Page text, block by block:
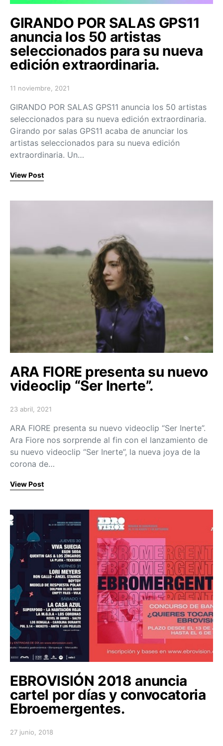
GIRANDO POR SALAS GPS11
anuncia los 50 artistas
seleccionados para su nueva
edición extraordinaria.
Posted on
11 noviembre, 2021
GIRANDO POR SALAS GPS11 anuncia los 50 artistas
seleccionados para su nueva edición extraordinaria.
Girando por salas GPS11 acaba de anunciar los
artistas seleccionados para su nueva edición
extraordinaria. Un…
View Post
ARA FIORE presenta su nuevo
videoclip “Ser Inerte”.
Posted on
23 abril, 2021
ARA FIORE presenta su nuevo videoclip “Ser Inerte”.
Ara Fiore nos sorprende al fin con el lanzamiento de
su nuevo videoclip “Ser Inerte”, la nueva joya de la
corona de…
View Post
EBROVISIÓN 2018 anuncia
cartel por días y convocatoria
Ebroemergentes.
Posted on
27 junio, 2018